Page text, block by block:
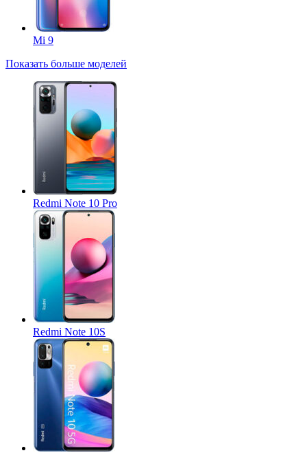
Mi 9
Показать больше моделей
Redmi Note 10 Pro
Redmi Note 10S